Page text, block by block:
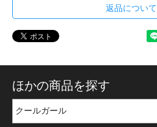
返品について
ほかの商品を探す